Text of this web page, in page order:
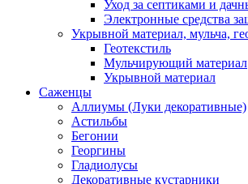
Уход за септиками и
Электронные средства
Укрывной материал, мульча,
Геотекстиль
Мульчирующий материал
Укрывной материал
Саженцы
Аллиумы (Луки декоративные)
Астильбы
Бегонии
Георгины
Гладиолусы
Декоративные кустарники